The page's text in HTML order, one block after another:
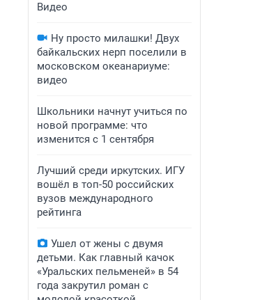
Видео
Ну просто милашки! Двух
байкальских нерп поселили в
московском океанариуме:
видео
Школьники начнут учиться по
новой программе: что
изменится с 1 сентября
Лучший среди иркутских. ИГУ
вошёл в топ-50 российских
вузов международного
рейтинга
Ушел от жены с двумя
детьми. Как главный качок
«Уральских пельменей» в 54
года закрутил роман с